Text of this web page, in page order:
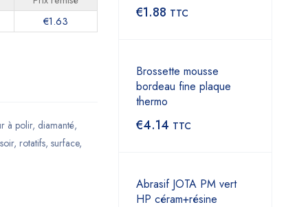
€1.63
à polir, diamanté,
, rotatifs, surface,
€1.88 TTC
Brossette mousse
bordeau fine plaque
thermo
€4.14 TTC
Abrasif JOTA PM vert
HP céram+résine